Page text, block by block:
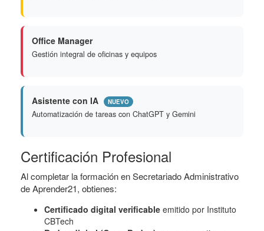
Office Manager
Gestión integral de oficinas y equipos
Asistente con IA NUEVO
Automatización de tareas con ChatGPT y Gemini
Certificación Profesional
Al completar la formación en Secretariado Administrativo
de Aprender21, obtienes:
Certificado digital verificable emitido por Instituto
CBTech